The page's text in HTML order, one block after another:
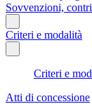
Sovvenzioni,
Criteri e modalità
Criteri e
Atti di concessione